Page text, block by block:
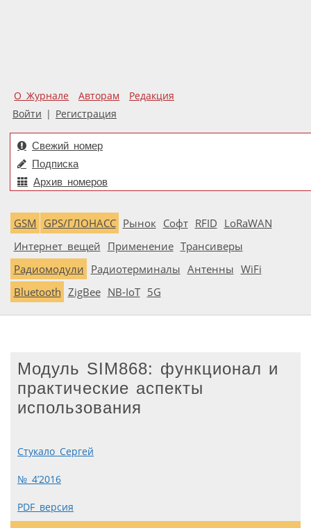
О Журнале Авторам
Редакция
Войти | Регистрация
Свежий номер
Подписка
Архив номеров
GSM GPS/ГЛОНАСС Рынок Софт RFID LoRaWAN
Интернет вещей Применение Трансиверы
Радиомодули Радиотерминалы Антенны WiFi
Bluetooth ZigBee NB-IoT 5G
Модуль SIM868: функционал и
практические аспекты
использования
Стукало Сергей
№ 4’2016
PDF версия